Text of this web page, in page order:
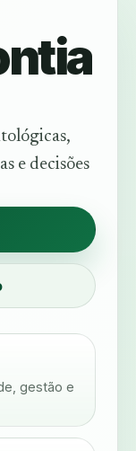
e decisões
gestão e